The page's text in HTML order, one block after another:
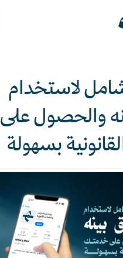
لاستخدام
والحصول على
بسهولة